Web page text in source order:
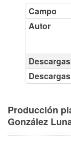
Campo
Autor
Producción
González